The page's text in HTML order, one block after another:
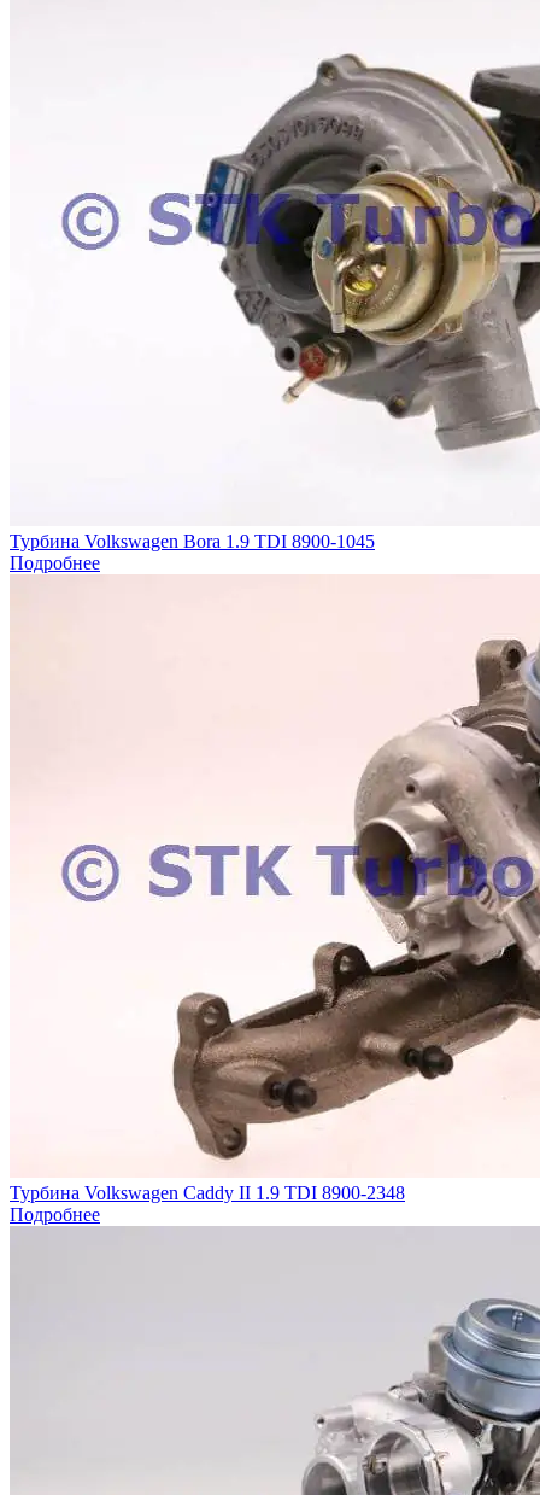
Турбина Volkswagen Bora 1.9 TDI 8900-1045
Подробнее
Турбина Volkswagen Caddy II 1.9 TDI 8900-2348
Подробнее